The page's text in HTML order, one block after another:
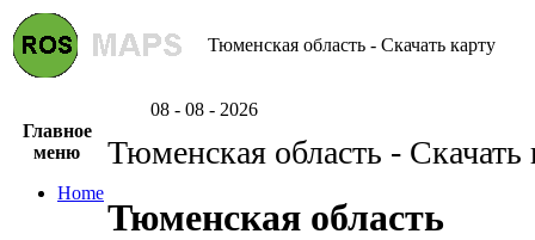
Тюменская область - Скачать карту
08 - 08 - 2026
Главное
меню
Home
Тюменская область - Скачать
Тюменская область